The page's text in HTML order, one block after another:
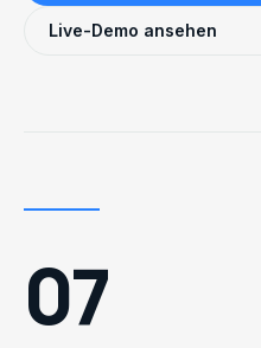
Live-Demo ansehen
07